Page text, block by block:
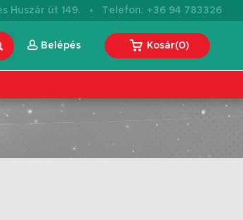
Huszár út 149. · Telefon: +36 94 783326
Belépés Kosár(0)